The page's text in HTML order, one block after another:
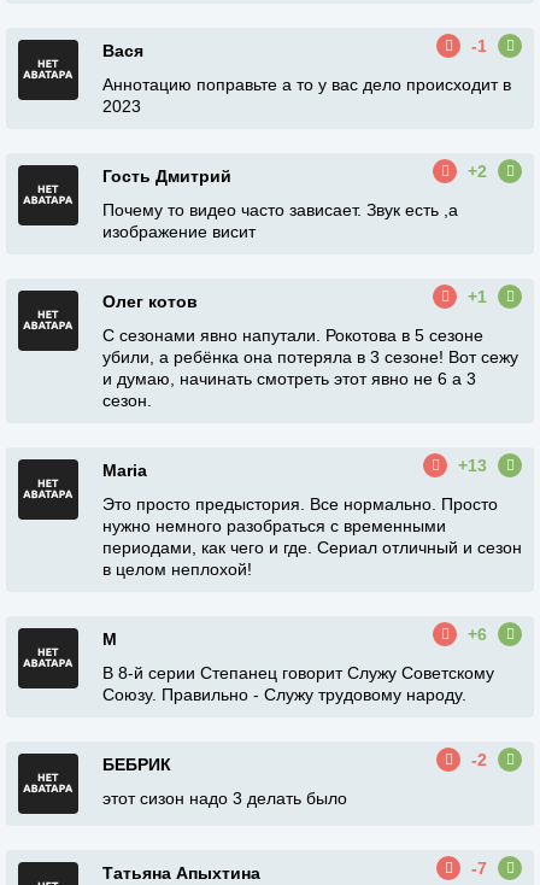
Вася
-1
Аннотацию поправьте а то у вас дело происходит в
2023
Гость Дмитрий
+2
Почему то видео часто зависает. Звук есть ,а
изображение висит
Олег котов
+1
С сезонами явно напутали. Рокотова в 5 сезоне
убили, а ребёнка она потеряла в 3 сезоне! Вот сежу
и думаю, начинать смотреть этот явно не 6 а 3
сезон.
Maria
+13
Это просто предыстория. Все нормально. Просто
нужно немного разобраться с временными
периодами, как чего и где. Сериал отличный и сезон
в целом неплохой!
М
+6
В 8-й серии Степанец говорит Служу Советскому
Союзу. Правильно - Служу трудовому народу.
БЕБРИК
-2
этот сизон надо 3 делать было
Татьяна Апыхтина
-7